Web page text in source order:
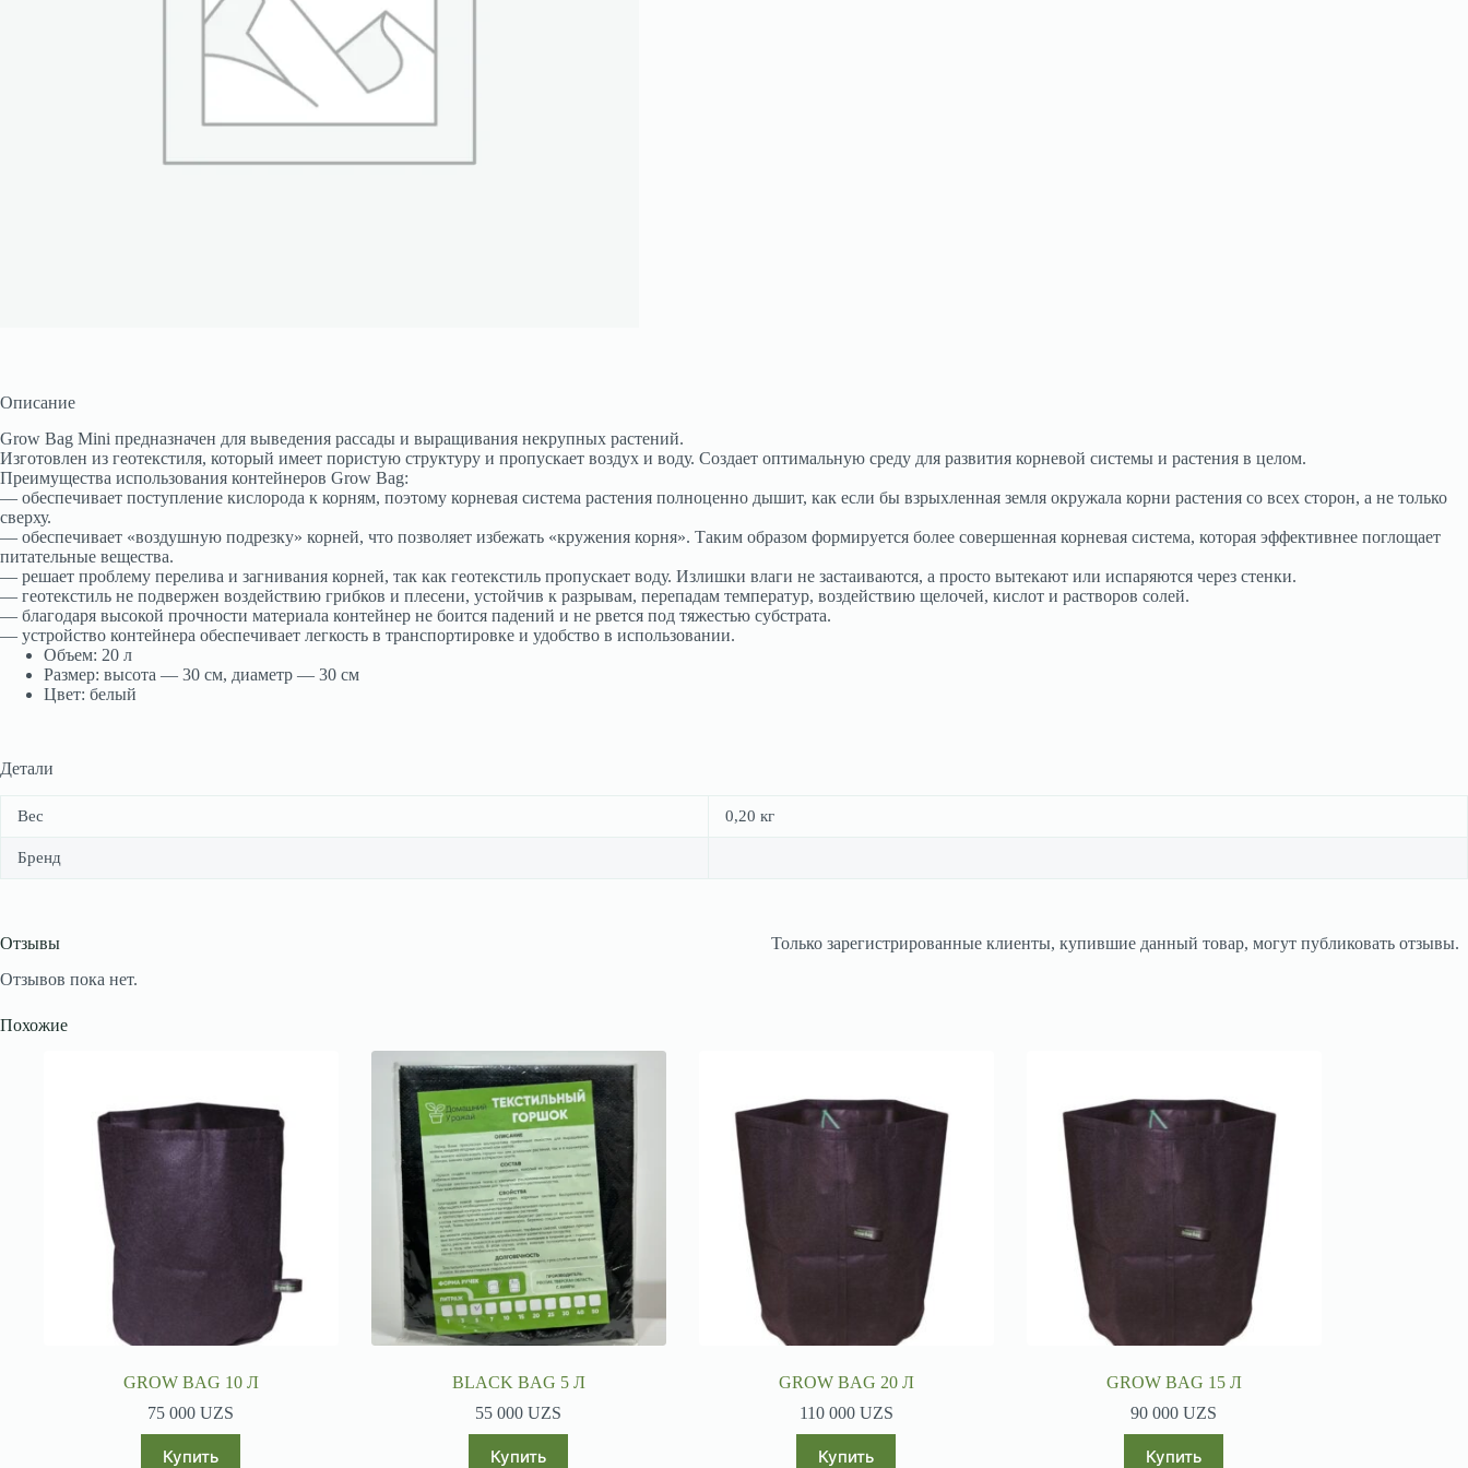
Описание
Grow Bag Mini предназначен для выведения рассады и выращивания некрупных растений.
Изготовлен из геотекстиля, который имеет пористую структуру и пропускает воздух и воду. Создает оптимальную среду для развития корневой системы и растения в целом.
Преимущества использования контейнеров Grow Bag:
— обеспечивает поступление кислорода к корням, поэтому корневая система растения полноценно дышит, как если бы взрыхленная земля окружала корни растения со всех сторон, а не только
сверху.
— обеспечивает «воздушную подрезку» корней, что позволяет избежать «кружения корня». Таким образом формируется более совершенная корневая система, которая эффективнее поглощает
питательные вещества.
— решает проблему перелива и загнивания корней, так как геотекстиль пропускает воду. Излишки влаги не застаиваются, а просто вытекают или испаряются через стенки.
— геотекстиль не подвержен воздействию грибков и плесени, устойчив к разрывам, перепадам температур, воздействию щелочей, кислот и растворов солей.
— благодаря высокой прочности материала контейнер не боится падений и не рвется под тяжестью субстрата.
— устройство контейнера обеспечивает легкость в транспортировке и удобство в использовании.
Объем: 20 л
Размер: высота — 30 см, диаметр — 30 см
Цвет: белый
Детали
Вес 0,20 кг
Бренд
Отзывы
Отзывов пока нет.
Только зарегистрированные клиенты, купившие данный товар, могут публиковать отзывы.
Похожие
GROW BAG 10 Л
75 000UZS
Купить
BLACK BAG 5 Л
55 000UZS
Купить
GROW BAG 20 Л
110 000 UZS
Купить
GROW BAG 15 Л
90 000UZS
Купить